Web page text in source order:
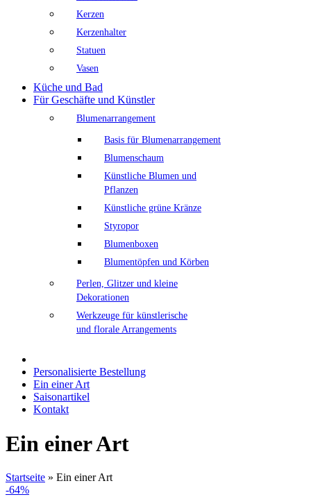
Kerzen
Kerzenhalter
Statuen
Vasen
Küche und Bad
Für Geschäfte und Künstler
Blumenarrangement
Basis für Blumenarrangement
Blumenschaum
Künstliche Blumen und
Pflanzen
Künstliche grüne Kränze
Styropor
Blumenboxen
Blumentöpfen und Körben
Perlen, Glitzer und kleine
Dekorationen
Werkzeuge für künstlerische
und florale Arrangements
Personalisierte Bestellung
Ein einer Art
Saisonartikel
Kontakt
Ein einer Art
Startseite » Ein einer Art
-64%